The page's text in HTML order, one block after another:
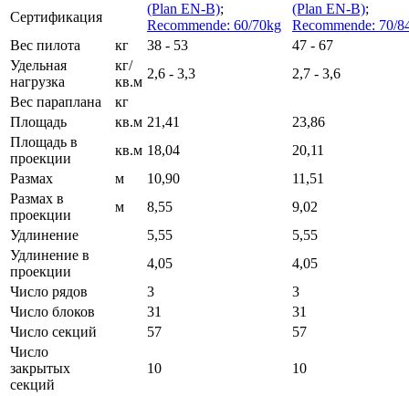
Сертификация
(Plan EN-B);
Recommende: 60/70kg
(Plan EN-B);
Recommende: 70/
Вес пилота
кг 38 - 53
47 - 67
Удельная
нагрузка
кг/
кв.м
2,6 - 3,3
2,7 - 3,6
Вес параплана
кг
Площадь
кв.м 21,41
23,86
Площадь в
проекции
кв.м 18,04
20,11
Размах
м 10,90
11,51
Размах в
проекции
м 8,55
9,02
Удлинение
5,55
5,55
Удлинение в
проекции
4,05
4,05
Число рядов
3
3
Число блоков
31
31
Число секций
57
57
Число
закрытых
секций
10 10